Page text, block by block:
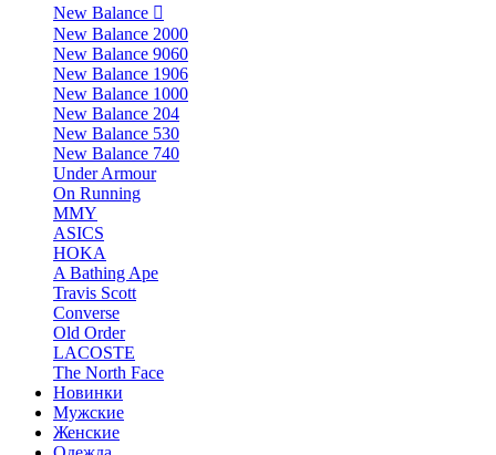
New Balance
New Balance 2000
New Balance 9060
New Balance 1906
New Balance 1000
New Balance 204
New Balance 530
New Balance 740
Under Armour
On Running
MMY
ASICS
HOKA
A Bathing Ape
Travis Scott
Converse
Old Order
LACOSTE
The North Face
Новинки
Мужские
Женские